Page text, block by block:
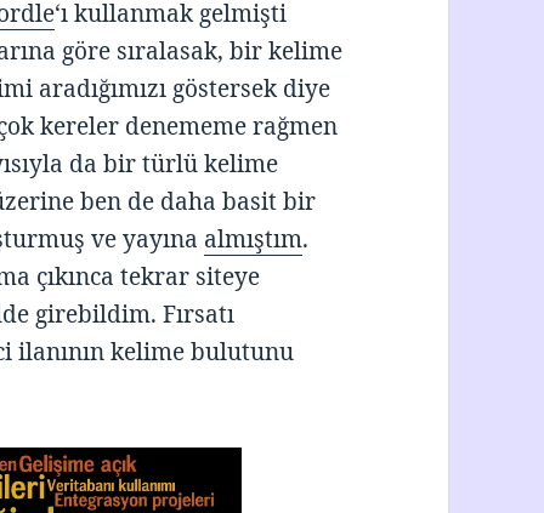
‘ı kullanmak gelmişti
göre sıralasak, bir kelime
aradığımızı göstersek diye
kereler denememe rağmen
da bir türlü kelime
ben de daha basit bir
ve yayına almıştım.
çıkınca tekrar siteye
girebildim. Fırsatı
ilanının kelime bulutunu